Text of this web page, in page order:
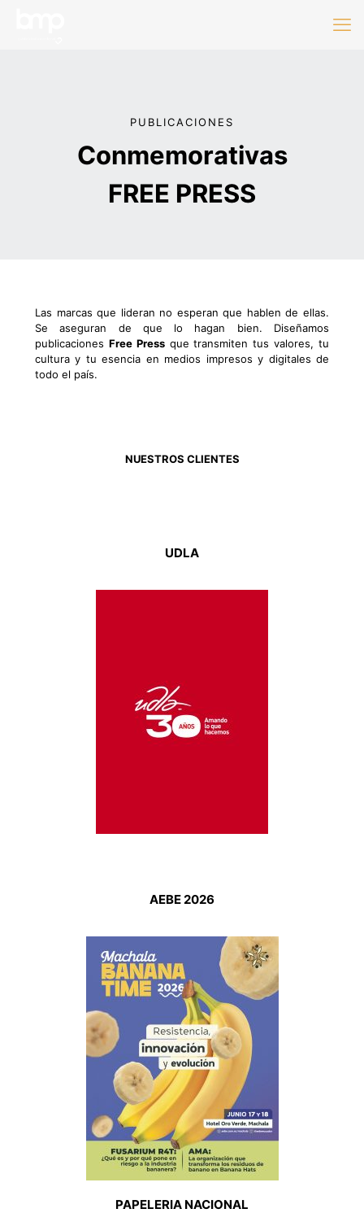
PUBLICACIONES
Conmemorativas
FREE PRESS
Las marcas que lideran no esperan que hablen de ellas.
Se aseguran de que lo hagan bien. Diseñamos
publicaciones Free Pressque transmiten tus valores, tu
cultura y tu esencia en medios impresos y digitales de
todo el país.
NUESTROS CLIENTES
UDLA
AEBE 2026
PAPELERIA NACIONAL